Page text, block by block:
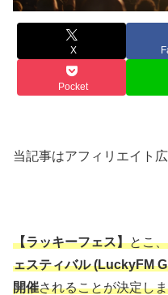
X
Pocket
当記事はアフィリエイト
【ラッキーフェス】とこ、
ェスティバル (LuckyFM
開催されることが決定し